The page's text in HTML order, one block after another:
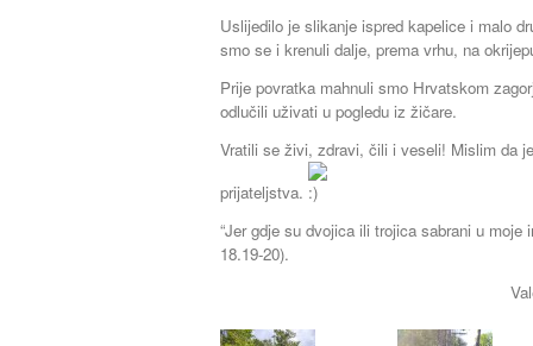
Uslijedilo je slikanje ispred kapelice i malo
smo se i krenuli dalje, prema vrhu, na
Prije povratka mahnuli smo Hrvatskom
odlučili uživati u pogledu iz žičare.
Vratili se živi, zdravi, čili i veseli! Mislim da
prijateljstva.
“Jer gdje su dvojica ili trojica sabrani u moje
18.19-20).